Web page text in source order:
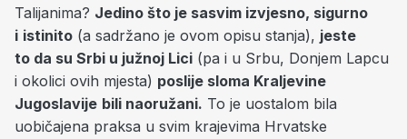
Talijanima? Jedino što je sasvim izvjesno, sigurno
i istinito (a sadržano je ovom opisu stanja), jeste
to da su Srbi u južnoj Lici (pa i u Srbu, Donjem Lapcu
i okolici ovih mjesta) poslije sloma Kraljevine
Jugoslavije bili naoružani. To je uostalom bila
uobičajena praksa u svim krajevima Hrvatske